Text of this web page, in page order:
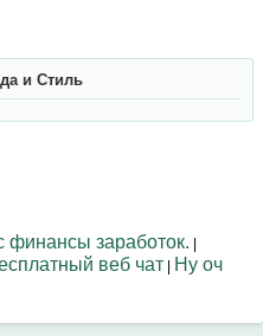
и Стиль
финансы заработок. |
веб чат | Ну оч